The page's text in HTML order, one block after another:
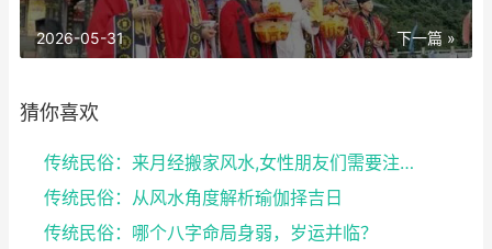
下一篇 »
2026-05-31
猜你喜欢
传统民俗：来月经搬家风水,女性朋友们需要注意了
传统民俗：从风水角度解析瑜伽择吉日
传统民俗：哪个八字命局身弱，岁运并临？